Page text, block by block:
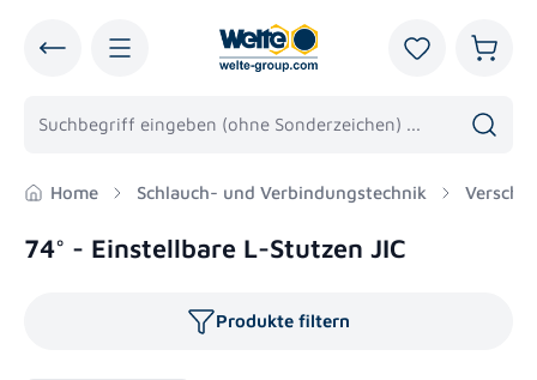
Du hast 0
Home Schlauch- und Verbindungstechnik
74° - Einstellbare L-Stutzen JIC
Produkte filtern